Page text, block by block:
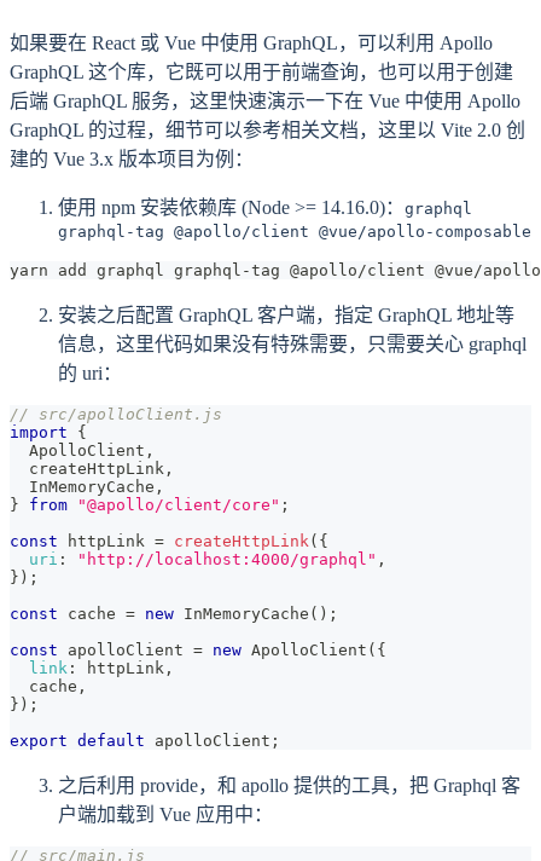
如果要在 React 或 Vue 中使用 GraphQL，可以利用 Apollo
GraphQL 这个库，它既可以用于前端查询，也可以用于创建
后端 GraphQL 服务，这里快速演示一下在 Vue 中使用 Apollo
GraphQL 的过程，细节可以参考相关文档，这里以 Vite 2.0 创
建的 Vue 3.x 版本项目为例：
使用 npm 安装依赖库 (Node >= 14.16.0)： graphql
graphql-tag @apollo/client @vue/apollo-composable
yarn add graphql graphql-tag @apollo/client @vue/
安装之后配置 GraphQL 客户端，指定 GraphQL 地址等
信息，这里代码如果没有特殊需要，只需要关心 graphql
的 uri：
// src/apolloClient.js
import
{
ApolloClient ,
  createHttpLink
,
InMemoryCache ,
}
from "@apollo/client/core" ;
const httpLink = createHttpLink( {
uri : "http://localhost:4000/graphql" ,
} ) ;
const cache = new InMemoryCache ( ) ;
const apolloClient = new ApolloClient ( {
link : httpLink ,
  cache
,
} ) ;
export default apolloClient ;
之后利用 provide，和 apollo 提供的工具，把 Graphql 客
户端加载到 Vue 应用中：
// src/main.js